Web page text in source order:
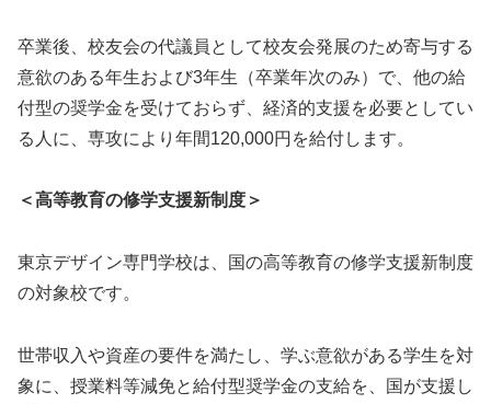
卒業後、校友会の代議員として校友会発展のため寄与する
意欲のある年生および3年生（卒業年次のみ）で、他の給
付型の奨学金を受けておらず、経済的支援を必要としてい
る人に、専攻により年間120,000円を給付します。
＜高等教育の修学支援新制度＞
東京デザイン専門学校は、国の高等教育の修学支援新制度
の対象校です。
世帯収入や資産の要件を満たし、学ぶ意欲がある学生を対
象に、授業料等減免と給付型奨学金の支給を、国が支援し